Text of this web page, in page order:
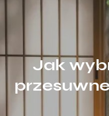
Jak
mieszkań